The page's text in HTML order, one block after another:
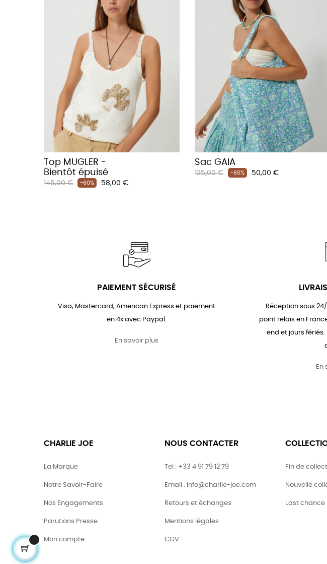
Top MUGLER -
Bientôt épuisé
Prix
145,00 € -60% Prix
58,00 €
Sac GAIA
Prix
125,00 € -60% Prix
50,00 €
PAIEMENT SÉCURISÉ
Visa, Mastercard, American Express et paiement
en 4x avec Paypal.
En savoir plus
Réception sous
point relais en
end et jours
En
CHARLIE JOE
La Marque
Notre Savoir-Faire
Nos Engagements
Parutions Presse
Mon compte
NOUS CONTACTER
Tel : +33 4 91 79 12 79
Email : info@charlie-joe.com
Retours et échanges
Mentions légales
CGV
Fin de
Nouvelle
Last chance